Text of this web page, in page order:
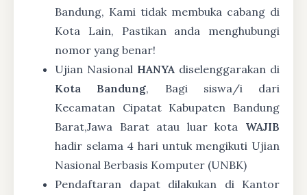
Bandung, Kami tidak membuka cabang di
Kota Lain, Pastikan anda menghubungi
nomor yang benar!
Ujian Nasional HANYA diselenggarakan di
Kota Bandung, Bagi siswa/i dari
Kecamatan Cipatat Kabupaten Bandung
Barat,Jawa Barat atau luar kota WAJIB
hadir selama 4 hari untuk mengikuti Ujian
Nasional Berbasis Komputer (UNBK)
Pendaftaran dapat dilakukan di Kantor